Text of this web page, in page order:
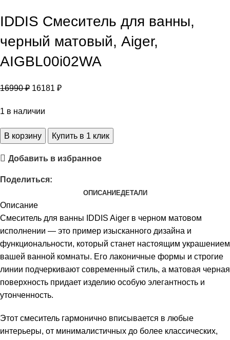
IDDIS Смеситель для ванны,
черный матовый, Aiger,
AIGBL00i02WA
16990₽ 16181 ₽
1 в наличии
В корзину Купить в 1 клик
Добавить в избранное
Поделиться:
ОПИСАНИЕДЕТАЛИ
Описание
Смеситель для ванны IDDIS Aiger в черном матовом
исполнении — это пример изысканного дизайна и
функциональности, который станет настоящим украшением
вашей ванной комнаты. Его лаконичные формы и строгие
линии подчеркивают современный стиль, а матовая черная
поверхность придает изделию особую элегантность и
утонченность.
Этот смеситель гармонично вписывается в любые
интерьеры, от минималистичных до более классических,